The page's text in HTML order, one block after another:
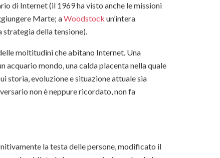
di Internet (il 1969 ha visto anche le missioni
Marte; aWoodstock un’intera
strategia della tensione).
moltitudini che abitano Internet. Una
acquario mondo, una calda placenta nella quale
storia, evoluzione e situazione attuale sia
non è neppure ricordato, non fa
la testa delle persone, modificato il